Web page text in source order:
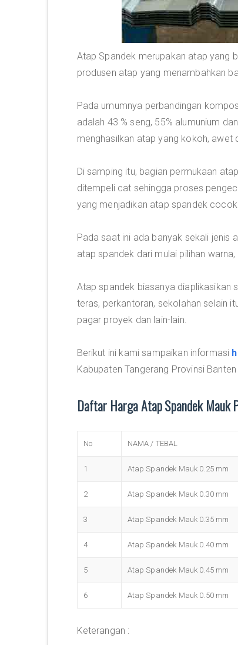
Atap Spandek merupakan atap yang
produsen atap yang menambahkan
Pada umumnya perbandingan
adalah 43 % seng, 55% alumunium
menghasilkan atap yang kokoh, awet
Di samping itu, bagian permukaan
ditempeli cat sehingga proses
yang menjadikan atap spandek
Pada saat ini ada banyak sekali jenis
atap spandek dari mulai pilihan
Atap spandek biasanya diaplikasikan
teras, perkantoran, sekolahan selain
pagar proyek dan lain-lain.
Berikut ini kami sampaikan informasi
Kabupaten Tangerang Provinsi
Daftar Harga Atap Spandek
No NAMA / TEBAL
1 Atap Spandek Mauk 0.25 mm
2 Atap Spandek Mauk 0.30 mm
3 Atap Spandek Mauk 0.35 mm
4 Atap Spandek Mauk 0.40 mm
5 Atap Spandek Mauk 0.45 mm
6 Atap Spandek Mauk 0.50 mm
Keterangan :